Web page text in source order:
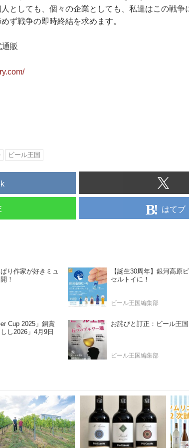
としても、個々の企業としても、私達はこの戦争
ず戦争の即時終結を求めます。
販
ビール王国
はてブ
り作家が好きミュ
！
【誕生30周年】銀河高原
セルトイに！
ビール王国編集部
Cup 2025」銅賞
し2026」4月9日
お詫びと訂正：ビール王
ビール王国編集部